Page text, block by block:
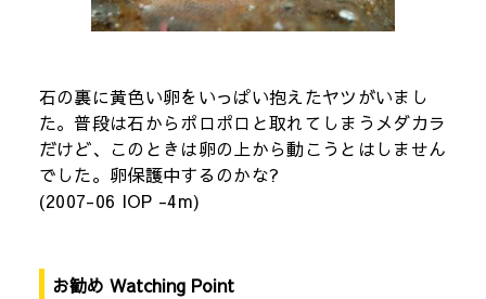
石の裏に黄色い卵をいっぱい抱えたヤツがいまし
た。普段は石からポロポロと取れてしまうメダカラ
だけど、このときは卵の上から動こうとはしません
でした。卵保護中するのかな?
(2007-06 IOP -4m)
お勧め Watching Point